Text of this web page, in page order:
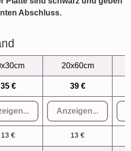
Abschluss.
20x60cm
35 € 39 €
Anzeigen...
13 € 13 €